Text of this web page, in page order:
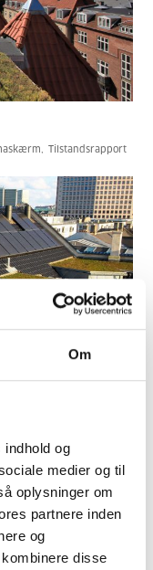
Om
og
medier og til
oplysninger om
partnere inden
og
disse
Tilstandsrapport
18-20)